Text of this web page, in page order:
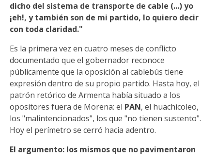
dicho del sistema de transporte de cable (...) yo
¡eh!, y también son de mi partido, lo quiero decir
con toda claridad."
Es la primera vez en cuatro meses de conflicto
documentado que el gobernador reconoce
públicamente que la oposición al cablebús tiene
expresión dentro de su propio partido. Hasta hoy, el
patrón retórico de Armenta había situado a los
opositores fuera de Morena: el PAN, el huachicoleo,
los "malintencionados", los que "no tienen sustento".
Hoy el perímetro se cerró hacia adentro.
El argumento: los mismos que no pavimentaron